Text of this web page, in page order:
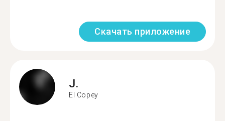
Скачать приложение
J.
El Copey